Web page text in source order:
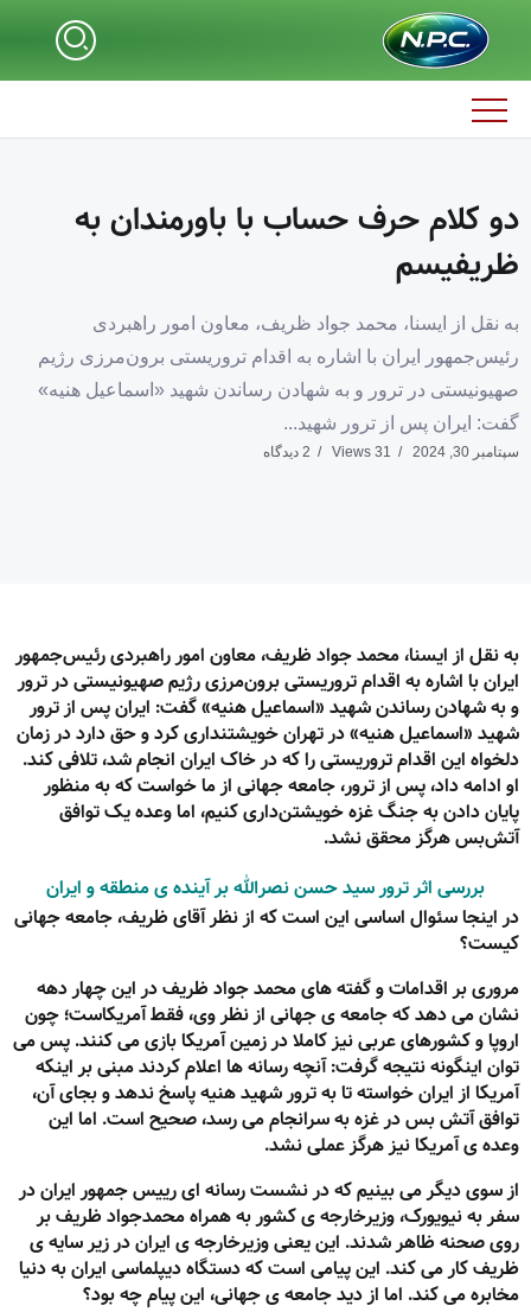
دو کلام حرف حساب با باورمندان به
ظریفیسم
به نقل از ایسنا، محمد جواد ظریف، معاون امور راهبردی
رئیس‌جمهور ایران با اشاره به اقدام تروریستی برون‌مرزی رژیم
صهیونیستی در ترور و به شهادن رساندن شهید «اسماعیل هنیه»
گفت: ایران پس از ترور شهید...
سپتامبر 30, 2024 31 Views 2 دیدگاه
به نقل از ایسنا، محمد جواد ظریف، معاون امور راهبردی رئیس‌جمهور
ایران با اشاره به اقدام تروریستی برون‌مرزی رژیم صهیونیستی در ترور
و به شهادن رساندن شهید «اسماعیل هنیه» گفت: ایران پس از ترور
شهید «اسماعیل هنیه» در تهران خویشتنداری کرد و حق دارد در زمان
دلخواه این اقدام تروریستی را که در خاک ایران انجام شد، تلافی کند.
او ادامه داد، پس از ترور، جامعه جهانی از ما خواست که به منظور
پایان دادن به جنگ غزه خویشتن‌داری کنیم، اما وعده یک توافق
آتش‌بس هرگز محقق نشد.
بررسی اثر ترور سید حسن نصرالله بر آینده ی منطقه و ایران
در اینجا سئوال اساسی این است که از نظر آقای ظریف، جامعه جهانی
کیست؟
مروری بر اقدامات و گفته های محمد جواد ظریف در این چهار دهه
نشان می دهد که جامعه ی جهانی از نظر وی، فقط آمریکاست؛ چون
اروپا و کشورهای عربی نیز کاملا در زمین آمریکا بازی می کنند. پس می
توان اینگونه نتیجه گرفت: آنچه رسانه ها اعلام کردند مبنی بر اینکه
آمریکا از ایران خواسته تا به ترور شهید هنیه پاسخ ندهد و بجای آن،
توافق آتش بس در غزه به سرانجام می رسد، صحیح است. اما این
وعده ی آمریکا نیز هرگز عملی نشد.
از سوی دیگر می بینیم که در نشست رسانه ای رییس جمهور ایران در
سفر به نیویورک، وزیرخارجه ی کشور به همراه محمدجواد ظریف بر
روی صحنه ظاهر شدند. این یعنی وزیرخارجه ی ایران در زیر سایه ی
ظریف کار می کند. این پیامی است که دستگاه دیپلماسی ایران به دنیا
مخابره می کند. اما از دید جامعه ی جهانی، این پیام چه بود؟